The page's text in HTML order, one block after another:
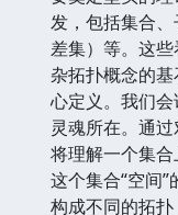
发，包括集合、
差集）等。这
杂拓扑概念的
心定义。我们
灵魂所在。通
将理解一个集
这个集合“空间
构成不同的拓